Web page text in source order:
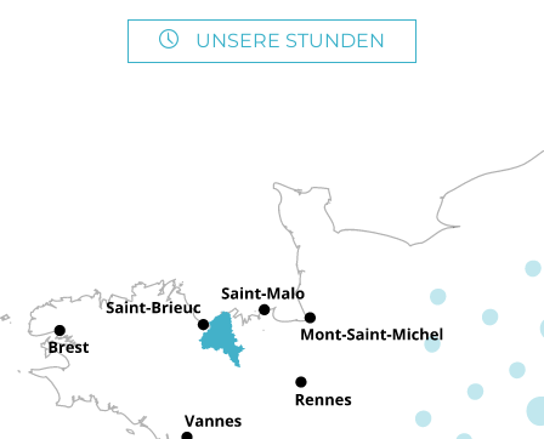
UNSERE STUNDEN